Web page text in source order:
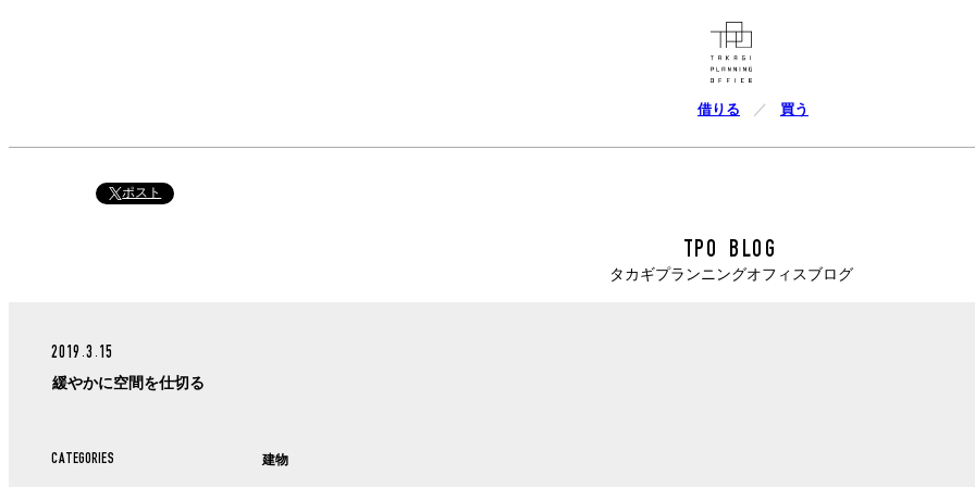
借りる 買う
ポスト
TPO BLOG
タカギプランニングオフィスブログ
2019.3.15
緩やかに空間を仕切る
CATEGORIES 建物